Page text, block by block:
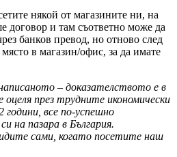
някой от магазините ни, на
договор и там съответно може да
банков превод, но отново след
в магазин/офис, за да имате
– доказателството е в
през трудните икономически
години, все по-успешно
на пазара в България.
сами, когато посетите наш